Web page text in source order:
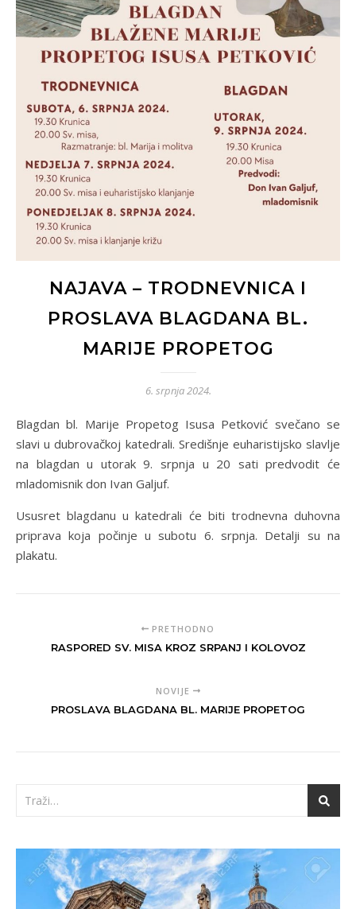
NAJAVA – TRODNEVNICA I
PROSLAVA BLAGDANA BL.
MARIJE PROPETOG
6. srpnja 2024.
Blagdan bl. Marije Propetog Isusa Petković svečano se
slavi u dubrovačkoj katedrali. Središnje euharistijsko slavlje
na blagdan u utorak 9. srpnja u 20 sati predvodit će
mladomisnik don Ivan Galjuf.
Ususret blagdanu u katedrali će biti trodnevna duhovna
priprava koja počinje u subotu 6. srpnja. Detalji su na
plakatu.
PRETHODNO
RASPORED SV. MISA KROZ SRPANJ I KOLOVOZ
NOVIJE
PROSLAVA BLAGDANA BL. MARIJE PROPETOG